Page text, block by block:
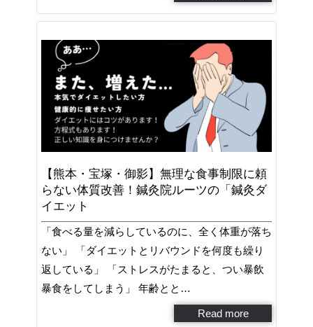
【熊本・宝塚・御影】無理な食事制限に頼
らない体質改善！鍼灸院ルーツの「鍼灸ダ
イエット
「食べる量を減らしているのに、全く体重が落ち
ない」 「ダイエットとリバウンドを何度も繰り
返している」 「ストレスがたまると、つい暴飲
暴食をしてしまう」 年齢とと…
Read more